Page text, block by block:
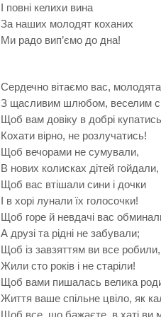
І повні келихи вина
За наших молодят коханих
Ми радо вип’ємо до дна!
Сердечно вітаємо вас,
З щасливим шлюбом, веселим
Щоб вам довіку в добрі
Кохати вірно, не розлучатись!
Щоб вечорами не сумували,
В нових колисках дітей гойдали,
Щоб вас втішали сини і дочки
І в хорі лунали їх голосочки!
Щоб горе й невдачі вас
А друзі та рідні не забували;
Щоб із завзяттям ви все робили,
Жили сто років і не старіли!
Щоб вами пишалась велика
Життя ваше спільне цвіло, як
Щоб все, що бажаєте, в хаті ви